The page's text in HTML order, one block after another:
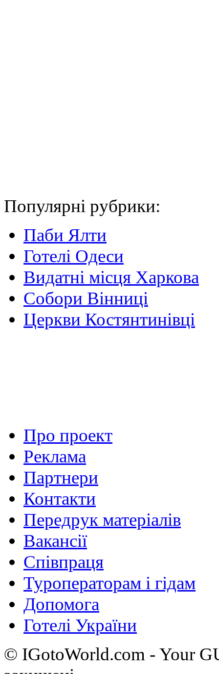
Популярні рубрики:
Паби Ялти
Готелі Одеси
Видатні місця Харкова
Собори Вінниці
Церкви Костянтинівці
Про проект
Реклама
Партнери
Контакти
Передрук матеріалів
Вакансії
Співпраця
Туроператорам і гідам
Допомога
Готелі України
© IGotoWorld.com - Your